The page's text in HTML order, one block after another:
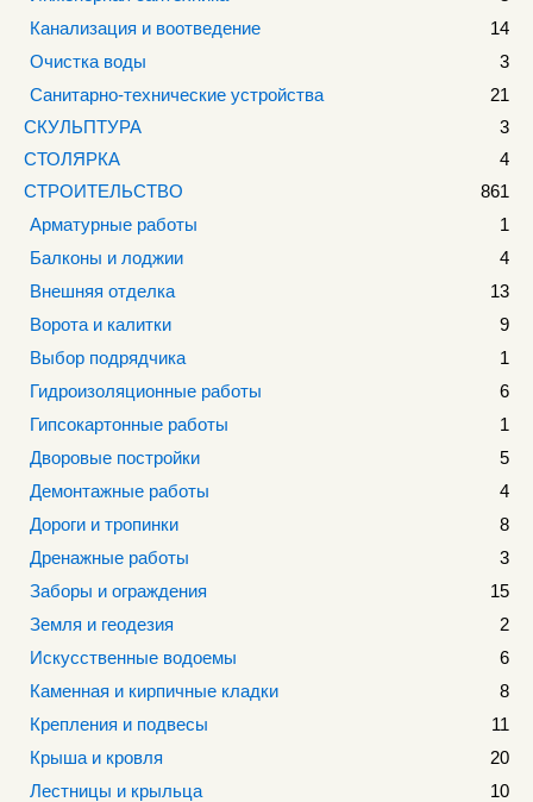
Канализация и воотведение
14
Очистка воды
3
Санитарно-технические устройства
21
СКУЛЬПТУРА
3
СТОЛЯРКА
4
СТРОИТЕЛЬСТВО
861
Арматурные работы
1
Балконы и лоджии
4
Внешняя отделка
13
Ворота и калитки
9
Выбор подрядчика
1
Гидроизоляционные работы
6
Гипсокартонные работы
1
Дворовые постройки
5
Демонтажные работы
4
Дороги и тропинки
8
Дренажные работы
3
Заборы и ограждения
15
Земля и геодезия
2
Искусственные водоемы
6
Каменная и кирпичные кладки
8
Крепления и подвесы
11
Крыша и кровля
20
Лестницы и крыльца
10